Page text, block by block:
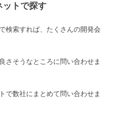
ットで探す
検索すれば、たくさんの開発会
さそうなところに問い合わせま
で数社にまとめて問い合わせま